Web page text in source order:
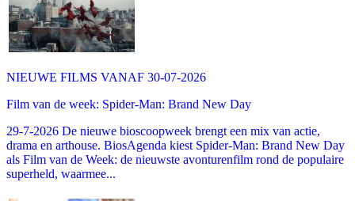
NIEUWE FILMS VANAF 30-07-2026
Film van de week: Spider-Man: Brand New Day
29-7-2026 De nieuwe bioscoopweek brengt een mix van actie,
drama en arthouse. BiosAgenda kiest Spider-Man: Brand New Day
als Film van de Week: de nieuwste avonturenfilm rond de populaire
superheld, waarmee...